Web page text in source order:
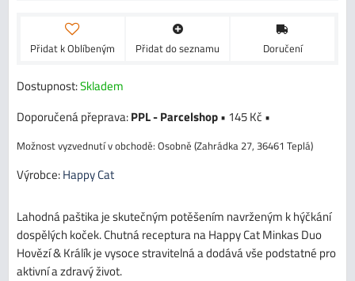
Přidat k Oblíbeným Přidat do seznamu Doručení
Dostupnost:Skladem
PPL - Parcelshop• 145 Kč •
Osobně (Zahrádka 27, 36461 Teplá)
Výrobce:Happy Cat
Lahodná paštika je skutečným potěšením navrženým k hýčkání
dospělých koček. Chutná receptura na Happy Cat Minkas Duo
Hovězí & Králík je vysoce stravitelná a dodává vše podstatné pro
aktivní a zdravý život.